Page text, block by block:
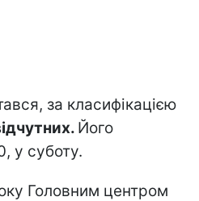
за класифікацією
Його
у суботу.
Головним центром